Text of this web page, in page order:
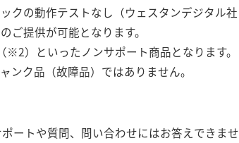
クの動作テストなし（ウェスタンデジタル社
ご提供が可能となります。
）といったノンサポート商品となります。
ク品（故障品）ではありません。
ートや質問、問い合わせにはお答えできませ